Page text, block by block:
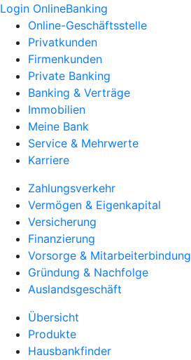
Login OnlineBanking
Online-Geschäftsstelle
Privatkunden
Firmenkunden
Private Banking
Banking & Verträge
Immobilien
Meine Bank
Service & Mehrwerte
Karriere
Zahlungsverkehr
Vermögen & Eigenkapital
Versicherung
Finanzierung
Vorsorge & Mitarbeiterbindung
Gründung & Nachfolge
Auslandsgeschäft
Übersicht
Produkte
Hausbankfinder